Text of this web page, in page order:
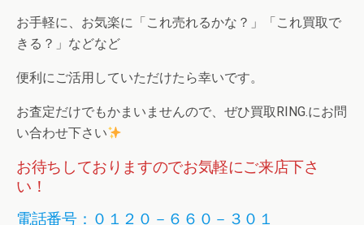
お手軽に、お気楽に「これ売れるかな？」「これ買取で
きる？」などなど
便利にご活用していただけたら幸いです。
お査定だけでもかまいませんので、ぜひ買取RING.にお問
い合わせ下さい
お待ちしておりますのでお気軽にご来店下さ
い！
電話番号：０１２０－６６０－３０１